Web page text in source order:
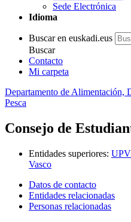
Sede Electrónica
Idioma
Buscar en euskadi.eus
Buscar
Contacto
Mi carpeta
Departamento de Alimentación,
Pesca
Consejo de
Entidades superiores:
Vasco
Datos de contacto
Entidades relacionadas
Personas relacionadas